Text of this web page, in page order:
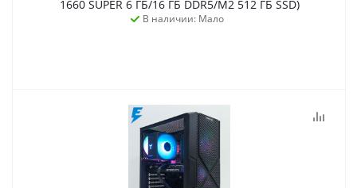
1660 SUPER 6 ГБ/16 ГБ DDR5/M2 512 ГБ SSD)
В наличии: Мало